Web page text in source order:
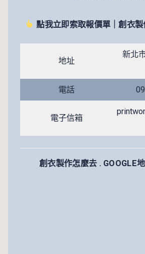
點我立即索取報價單｜創衣
地址
新北
電話
電子信箱
創衣製作怎麼去 . GOOGLE